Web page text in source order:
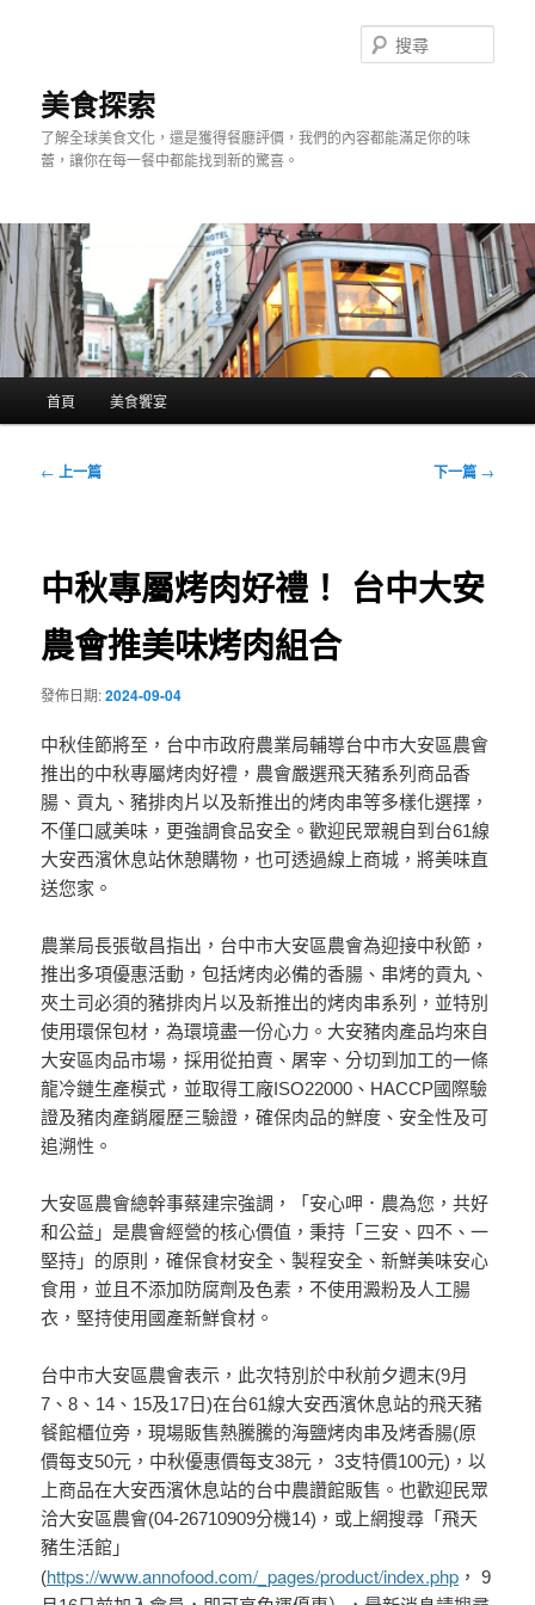
美食探索
了解全球美食文化，還是獲得餐廳評價，我們的內容都能滿足你的味
蕾，讓你在每一餐中都能找到新的驚喜。
尋
首頁 美食饗宴
文
← 上一篇 下一篇 →
中秋專屬烤肉好禮！ 台中大安
農會推美味烤肉組合
發佈日期:2024-09-04
中秋佳節將至，台中市政府農業局輔導台中市大安區農會
推出的中秋專屬烤肉好禮，農會嚴選飛天豬系列商品香
腸、貢丸、豬排肉片以及新推出的烤肉串等多樣化選擇，
不僅口感美味，更強調食品安全。歡迎民眾親自到台61線
大安西濱休息站休憩購物，也可透過線上商城，將美味直
送您家。
農業局長張敬昌指出，台中市大安區農會為迎接中秋節，
推出多項優惠活動，包括烤肉必備的香腸、串烤的貢丸、
夾土司必須的豬排肉片以及新推出的烤肉串系列，並特別
使用環保包材，為環境盡一份心力。大安豬肉產品均來自
大安區肉品市場，採用從拍賣、屠宰、分切到加工的一條
龍冷鏈生產模式，並取得工廠ISO22000、HACCP國際驗
證及豬肉產銷履歷三驗證，確保肉品的鮮度、安全性及可
追溯性。
大安區農會總幹事蔡建宗強調，「安心呷．農為您，共好
和公益」是農會經營的核心價值，秉持「三安、四不、一
堅持」的原則，確保食材安全、製程安全、新鮮美味安心
食用，並且不添加防腐劑及色素，不使用澱粉及人工腸
衣，堅持使用國產新鮮食材。
台中市大安區農會表示，此次特別於中秋前夕週末(9月
7、8、14、15及17日)在台61線大安西濱休息站的飛天豬
餐館櫃位旁，現場販售熱騰騰的海鹽烤肉串及烤香腸(原
價每支50元，中秋優惠價每支38元， 3支特價100元)，以
上商品在大安西濱休息站的台中農讚館販售。也歡迎民眾
洽大安區農會(04-26710909分機14)，或上網搜尋「飛天
豬生活館」
(https://www.annofood.com/_pages/product/index.php ， 9